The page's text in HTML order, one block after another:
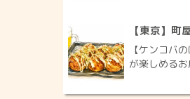
【東京】町
【ケンコバ
が楽しめる